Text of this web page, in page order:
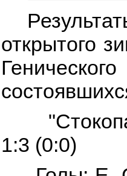
открытого
1:3 (0:0)